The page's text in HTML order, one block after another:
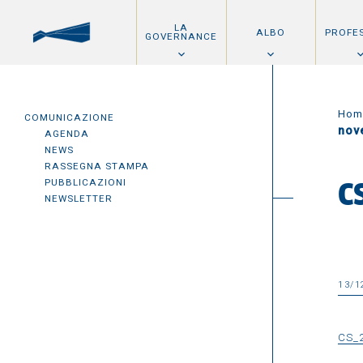
LA
GOVERNANCE ALBO
COMUNICAZIONE
AGENDA
NEWS
RASSEGNA STAMPA
PUBBLICAZIONI
NEWSLETTER
13/